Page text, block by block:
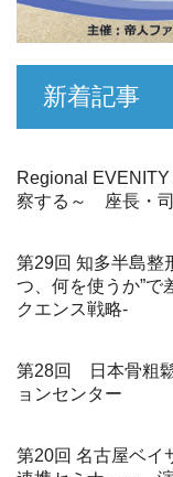
新着記事
Regional
察する～ 座長・
第29回 知多半島
つ、何を使うか”
クエンス戦略-
第28回 日本骨粗
ョンセンター
第20回 名古屋ベイ